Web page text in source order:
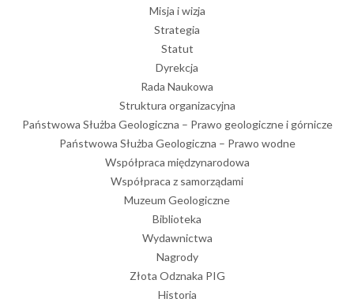
Misja i wizja
Strategia
Statut
Dyrekcja
Rada Naukowa
Struktura organizacyjna
Państwowa Służba Geologiczna – Prawo geologiczne i górnicze
Państwowa Służba Geologiczna – Prawo wodne
Współpraca międzynarodowa
Współpraca z samorządami
Muzeum Geologiczne
Biblioteka
Wydawnictwa
Nagrody
Złota Odznaka PIG
Historia